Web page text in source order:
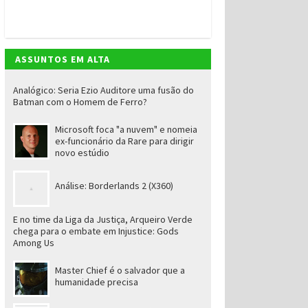
ASSUNTOS EM ALTA
Analógico: Seria Ezio Auditore uma fusão do
Batman com o Homem de Ferro?
Microsoft foca "a nuvem" e nomeia
ex-funcionário da Rare para dirigir
novo estúdio
Análise: Borderlands 2 (X360)
E no time da Liga da Justiça, Arqueiro Verde
chega para o embate em Injustice: Gods
Among Us
Master Chief é o salvador que a
humanidade precisa